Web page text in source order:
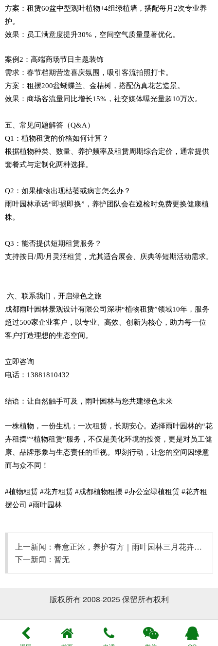
方案：租赁60盆中型观叶植物+4组绿植墙，搭配每月2次专业养
护。
效果：员工满意度提升30%，空间空气质量显著优化。
案例2：高端商场节日主题装饰
需求：春节档期营造喜庆氛围，吸引客流拍照打卡。
方案：租摆200盆蝴蝶兰、金桔树，搭配仿真花艺造景。
效果：商场客流量同比增长15%，社交媒体曝光量超10万次。
五、常见问题解答（Q&A）
Q1：植物租赁的价格如何计算？
根据植物种类、数量、养护频率及租赁周期综合定价，通常提供
套餐式与定制化两种选择。
Q2：如果植物出现枯萎或病害怎么办？
雨叶园林承诺“即损即换”，养护团队会在巡检时免费更换健康植
株。
Q3：能否提供短期租赁服务？
支持按日/周/月灵活租赁，尤其适合展会、庆典等短期活动需求。
六、联系我们，开启绿色之旅
成都雨叶园林景观设计有限公司深耕“植物租赁”领域10年，服务
超过500家企业客户，以专业、高效、创新为核心，助力每一位
客户打造理想的生态空间。
立即咨询
电话：13881810432
结语：让自然触手可及，雨叶园林与您共建绿色未来
一株植物，一份生机；一次租赁，长期安心。选择雨叶园林的“花
卉租摆”“植物租赁”服务，不仅是美化环境的投资，更是对员工健
康、品牌形象与生态责任的重视。即刻行动，让您的空间因绿意
而与众不同！
#植物租赁 #花卉租赁 #成都植物租摆 #办公室绿植租赁 #花卉租
摆公司 #雨叶园林
上一新闻： 春意正浓，养护有方｜雨叶园林三月花卉绿植养护指南
下一新闻：暂无
版权所有 2008-2025 保留所有权利